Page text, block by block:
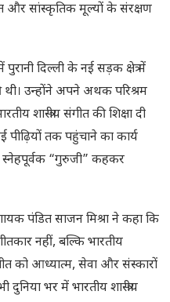
और सांस्कृतिक मूल्यों के संरक्षण
दिल्ली के नई सड़क क्षेत्र में
थी। उन्होंने अपने अथक परिश्रम
शास्त्रीय संगीत की शिक्षा दी
तक पहुंचाने का कार्य
“गुरुजी” कहकर
पंडित साजन मिश्रा ने कहा कि
नहीं, बल्कि भारतीय
को आध्यात्म, सेवा और संस्कारों
भर में भारतीय शास्त्रीय